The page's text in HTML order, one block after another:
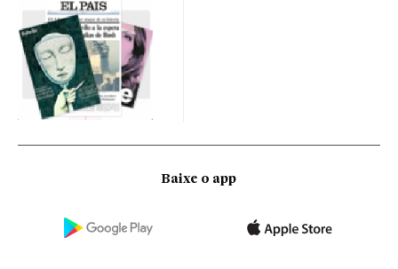
Baixe o app